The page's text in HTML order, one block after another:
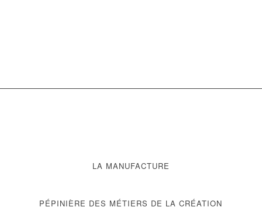
LA MANUFACTURE
PÉPINIÈRE DES MÉTIERS DE LA CRÉATION